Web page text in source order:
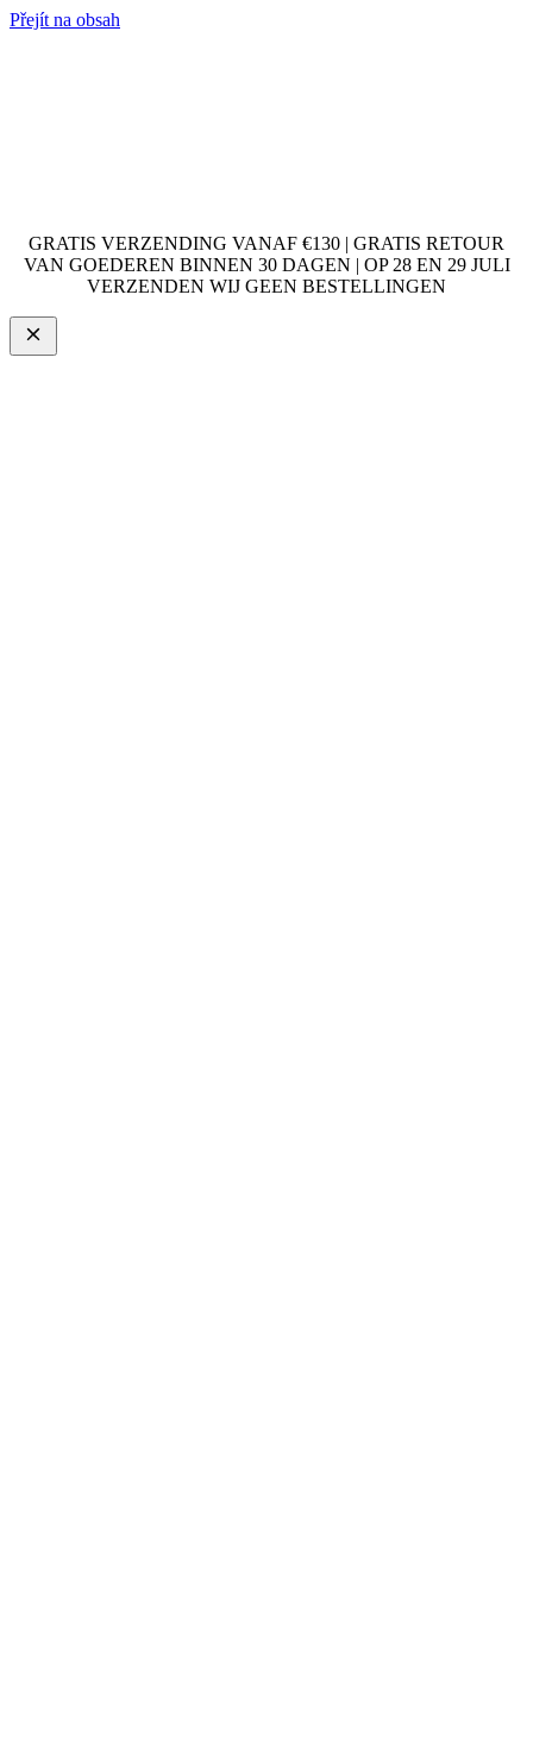
Přejít na obsah
GRATIS VERZENDING VANAF €130 | GRATIS RETOUR
VAN GOEDEREN BINNEN 30 DAGEN | OP 28 EN 29 JULI
VERZENDEN WIJ GEEN BESTELLINGEN